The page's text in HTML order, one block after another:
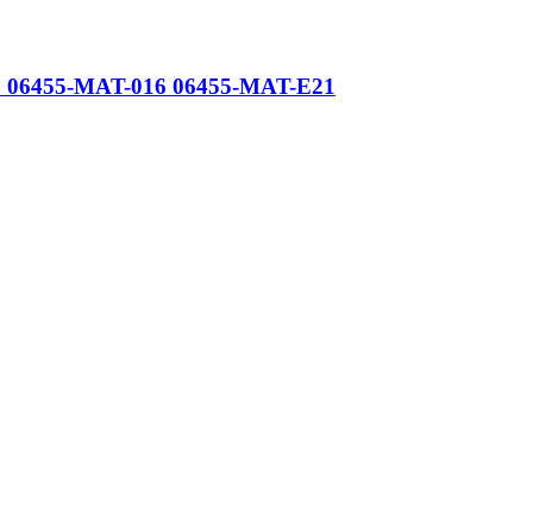
MAT-016 06455-MAT-E21